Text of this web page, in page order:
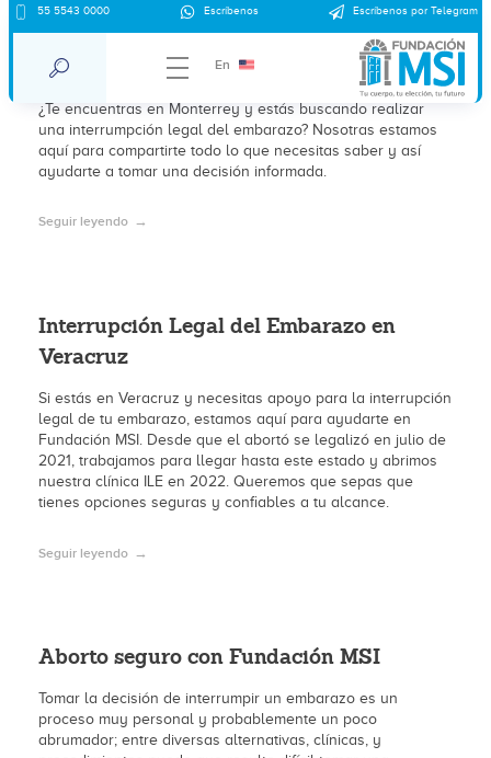
55 5543 0000 Escríbenos Escríbenos por Telegram
En
Interrupción Legal del Embarazo en
Monterrey
¿Te encuentras en Monterrey y estás buscando realizar
una interrumpción legal del embarazo? Nosotras estamos
aquí para compartirte todo lo que necesitas saber y así
ayudarte a tomar una decisión informada.
Seguir leyendo
Interrupción Legal del Embarazo en
Veracruz
Si estás en Veracruz y necesitas apoyo para la interrupción
legal de tu embarazo, estamos aquí para ayudarte en
Fundación MSI. Desde que el abortó se legalizó en julio de
2021, trabajamos para llegar hasta este estado y abrimos
nuestra clínica ILE en 2022. Queremos que sepas que
tienes opciones seguras y confiables a tu alcance.
Seguir leyendo
Aborto seguro con Fundación MSI
Tomar la decisión de interrumpir un embarazo es un
proceso muy personal y probablemente un poco
abrumador; entre diversas alternativas, clínicas, y